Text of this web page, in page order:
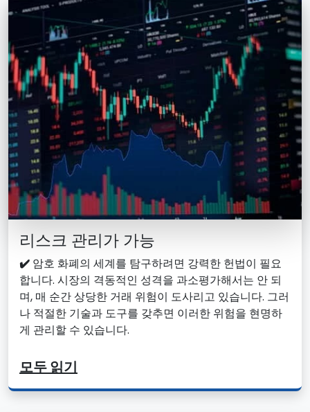
리스크 관리가 가능
✔️ 암호 화폐의 세계를 탐구하려면 강력한 헌법이 필요
합니다. 시장의 격동적인 성격을 과소평가해서는 안 되
며, 매 순간 상당한 거래 위험이 도사리고 있습니다. 그러
나 적절한 기술과 도구를 갖추면 이러한 위험을 현명하
게 관리할 수 있습니다.
모두 읽기